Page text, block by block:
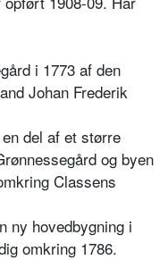
i 1773 af den
Johan Frederik
del af et større
og byen
Classens
ny hovedbygning i
omkring 1786.